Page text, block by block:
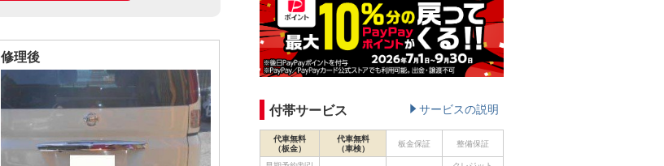
修理後
付帯サービス サービスの説明
代車無料
（板金）
代車無料
（車検）
板金保証 整備保証